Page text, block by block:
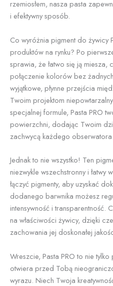
rzemiosłem, nasza pasta
i efektywny sposób.
Co wyróżnia pigment do żywicy
produktów na rynku? Po
sprawia, że łatwo się ją
połączenie kolorów bez
wyjątkowe, płynne przejścia
Twoim projektom
specjalnej formule, Pasta PRO
powierzchni, dodając Twoim
zachwycą każdego obserwatora.
Jednak to nie wszystko! Ten
niezwykle wszechstronny i
łączyć pigmenty, aby uzyskać
dodanego barwnika możesz
intensywność i transparentność.
na właściwości żywicy, dzięki
zachowania jej doskonałej
Wreszcie, Pasta PRO to nie
otwiera przed Tobą
wyrazu. Niech Twoja